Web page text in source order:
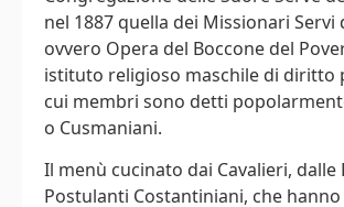
nel 1887 quella dei Missionari Servi
ovvero Opera del Boccone del
istituto religioso maschile di diritto
cui membri sono detti
o Cusmaniani.
Il menù cucinato dai Cavalieri, dalle
Postulanti Costantiniani, che